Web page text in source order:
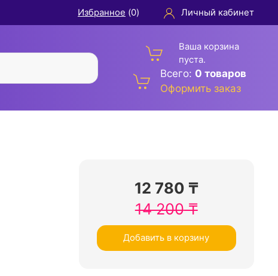
Избранное (0) Личный кабинет
Ваша корзина
пуста.
Всего: 0 товаров
Оформить заказ
12 780 ₸
14 200₸
Добавить в корзину